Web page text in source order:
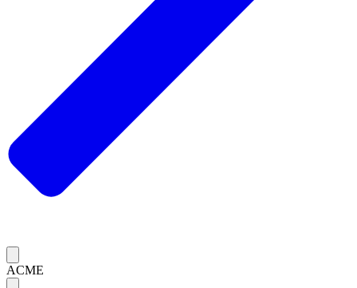
ACME